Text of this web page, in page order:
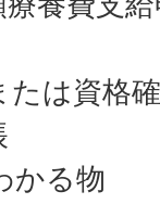
は資格
かる物